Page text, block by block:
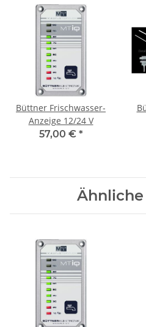
Büttner Frischwasser-
Anzeige 12/24 V
57,00 € *